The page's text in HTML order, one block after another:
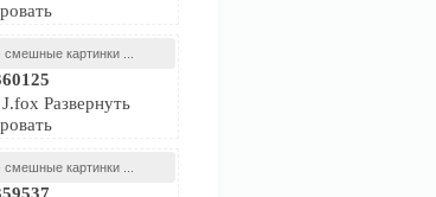
картинки ...
Развернуть
картинки ...